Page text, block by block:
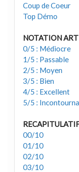
Coup de Coeur
Top Démo
NOTATION
0/5 : Médiocre
1/5 : Passable
2/5 : Moyen
3/5 : Bien
4/5 : Excellent
5/5 :
00/10
01/10
02/10
03/10